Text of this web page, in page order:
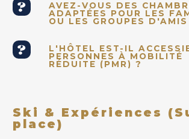
AVEZ-VOUS DES
ADAPTÉES POUR LES
OU LES GROUPES D'AMIS
L'HÔTEL EST-IL
PERSONNES À MOBILITÉ
RÉDUITE (PMR) ?
Ski & Expériences
place)